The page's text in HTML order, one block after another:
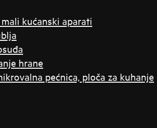
kućanski aparati
hrane
pećnica, ploča za kuhanje